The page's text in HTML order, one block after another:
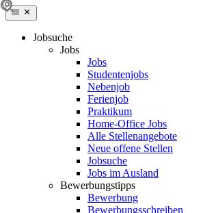
Jobsuche
Jobs
Jobs
Studentenjobs
Nebenjob
Ferienjob
Praktikum
Home-Office Jobs
Alle Stellenangebote
Neue offene Stellen
Jobsuche
Jobs im Ausland
Bewerbungstipps
Bewerbung
Bewerbungsschreiben